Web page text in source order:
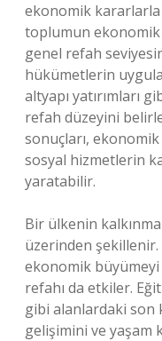
ekonomik
toplumun ekonomik
genel refah
hükümetlerin
altyapı yatırımları
refah düzeyini
sonuçları,
sosyal hizmetlerin
yaratabilir.
Bir ülkenin
üzerinden şekillenir.
ekonomik büyümeyi
refahı da etkiler.
gibi alanlardaki
gelişimini ve yaşam